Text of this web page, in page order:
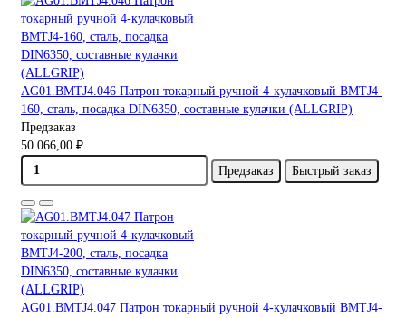
AG01.BMTJ4.046 Патрон токарный ручной 4-кулачковый BMTJ4-
160, сталь, посадка DIN6350, составные кулачки (ALLGRIP)
Предзаказ
50 066,00 ₽.
Предзаказ
Быстрый заказ
AG01.BMTJ4.047 Патрон токарный ручной 4-кулачковый BMTJ4-